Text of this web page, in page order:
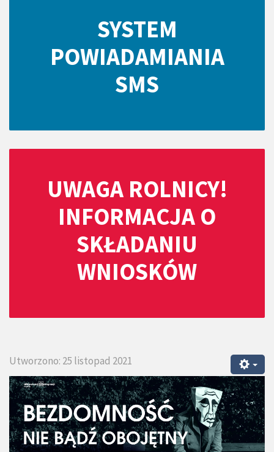
SYSTEM
POWIADAMIANIA
SMS
UWAGA ROLNICY!
INFORMACJA O
SKŁADANIU
WNIOSKÓW
Utworzono: 25 listopad 2021